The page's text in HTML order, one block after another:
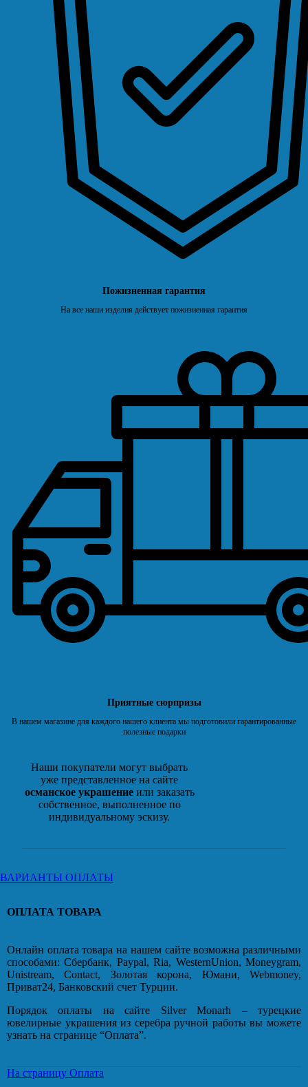
Пожизненная гарантия
На все наши изделия действует пожизненная гарантия
Приятные сюрпризы
В нашем магазине для каждого нашего клиента мы подготовили гарантированные
полезные подарки
Наши покупатели могут выбрать
уже представленное на сайте
османское украшениеили заказать
собственное, выполненное по
индивидуальному эскизу.
ВАРИАНТЫ ОПЛАТЫ
ОПЛАТА ТОВАРА
Онлайн оплата товара на нашем сайте возможна различными
способами: Сбербанк, Paypal, Ria, WesternUnion, Moneygram,
Unistream, Contact, Золотая корона, Юмани, Webmoney,
Приват24, Банковский счет Турции.
Порядок оплаты на сайте Silver Monarh – турецкие
ювелирные украшения из серебра ручной работы вы можете
узнать на странице “Оплата”.
На страницу Оплата